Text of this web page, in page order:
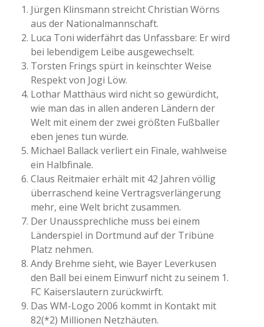
Jürgen Klinsmann streicht Christian Wörns
aus der Nationalmannschaft.
Luca Toni widerfährt das Unfassbare: Er wird
bei lebendigem Leibe ausgewechselt.
Torsten Frings spürt in keinschter Weise
Respekt von Jogi Löw.
Lothar Matthäus wird nicht so gewürdicht,
wie man das in allen anderen Ländern der
Welt mit einem der zwei größten Fußballer
eben jenes tun würde.
Michael Ballack verliert ein Finale, wahlweise
ein Halbfinale.
Claus Reitmaier erhält mit 42 Jahren völlig
überraschend keine Vertragsverlängerung
mehr, eine Welt bricht zusammen.
Der Unaussprechliche muss bei einem
Länderspiel in Dortmund auf der Tribüne
Platz nehmen.
Andy Brehme sieht, wie Bayer Leverkusen
den Ball bei einem Einwurf nicht zu seinem 1.
FC Kaiserslautern zurückwirft.
Das WM-Logo 2006 kommt in Kontakt mit
82(*2) Millionen Netzhäuten.